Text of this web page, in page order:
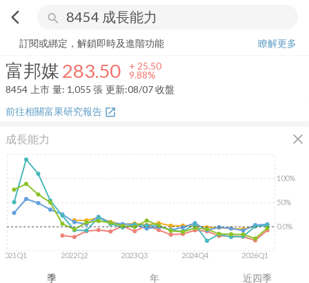
arrow_back_ios search
富邦媒 283.50+9.88%
訂閱或綁定，解鎖即時及進階功能
瞭解更多
富邦媒283.50 + 25.50
9.88%
8454 上市 量: 1,055 張 更新:08/07 收盤
前往相關富果研究報告 open_in_new
成長能力 close
季 年 近四季
2021Q1 2022Q2 2023Q3 2024Q4 2026Q1
0.0%
50%
100%